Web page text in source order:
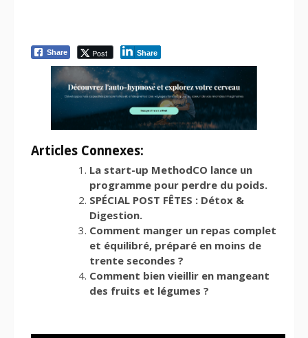
Share Post Share
Articles Connexes:
La start-up MethodCO lance un
programme pour perdre du poids.
SPÉCIAL POST FÊTES : Détox &
Digestion.
Comment manger un repas complet
et équilibré, préparé en moins de
trente secondes ?
Comment bien vieillir en mangeant
des fruits et légumes ?